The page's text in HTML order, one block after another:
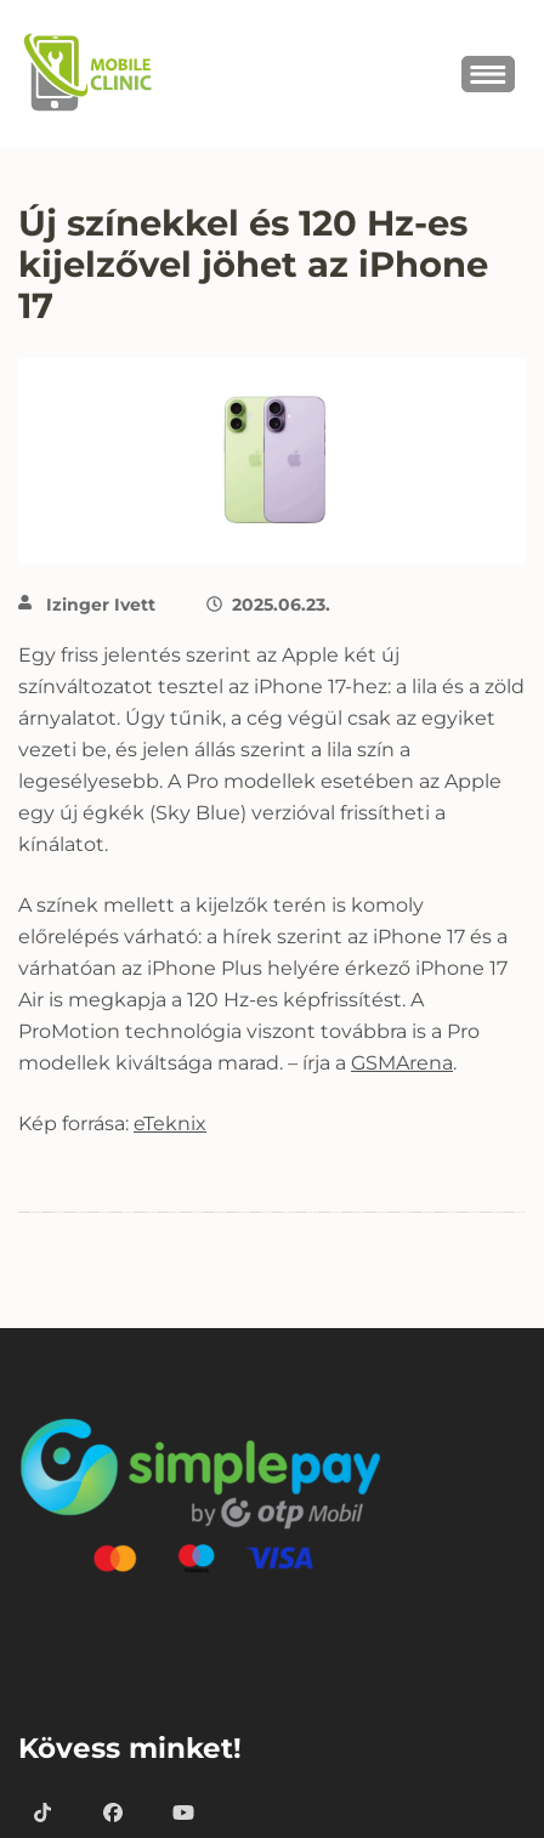
Új színekkel és 120 Hz-es
kijelzővel jöhet az iPhone
17
Izinger Ivett 2025.06.23.
Egy friss jelentés szerint az Apple két új
színváltozatot tesztel az iPhone 17-hez: a lila és a zöld
árnyalatot. Úgy tűnik, a cég végül csak az egyiket
vezeti be, és jelen állás szerint a lila szín a
legesélyesebb. A Pro modellek esetében az Apple
egy új égkék (Sky Blue) verzióval frissítheti a
kínálatot.
A színek mellett a kijelzők terén is komoly
előrelépés várható: a hírek szerint az iPhone 17 és a
várhatóan az iPhone Plus helyére érkező iPhone 17
Air is megkapja a 120 Hz-es képfrissítést. A
ProMotion technológia viszont továbbra is a Pro
modellek kiváltsága marad. – írja a GSMArena.
Kép forrása: eTeknix
Kövess minket!